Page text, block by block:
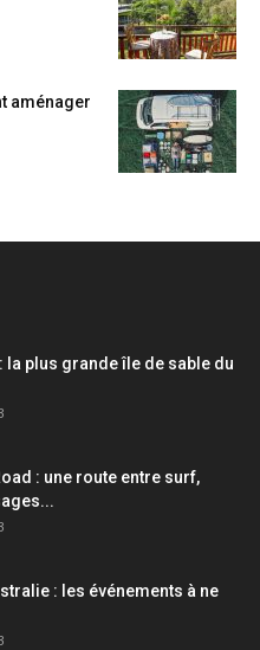
aménager
la plus grande île de sable du
: une route entre surf,
: les événements à ne